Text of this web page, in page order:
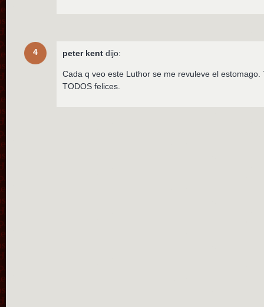
4 peter kent dijo:
Cada q veo este Luthor se me revuleve el
TODOS felices.